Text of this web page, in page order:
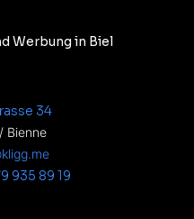
Werbung in Biel
34
Bienne
935 89 19